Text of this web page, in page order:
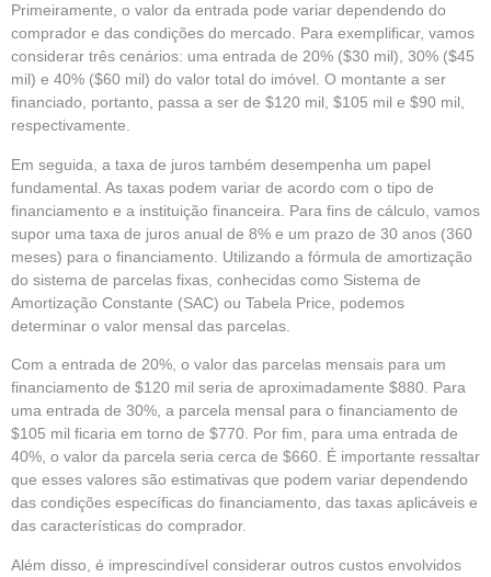
Primeiramente, o valor da entrada pode variar dependendo do
comprador e das condições do mercado. Para exemplificar, vamos
considerar três cenários: uma entrada de 20% ($30 mil), 30% ($45
mil) e 40% ($60 mil) do valor total do imóvel. O montante a ser
financiado, portanto, passa a ser de $120 mil, $105 mil e $90 mil,
respectivamente.
Em seguida, a taxa de juros também desempenha um papel
fundamental. As taxas podem variar de acordo com o tipo de
financiamento e a instituição financeira. Para fins de cálculo, vamos
supor uma taxa de juros anual de 8% e um prazo de 30 anos (360
meses) para o financiamento. Utilizando a fórmula de amortização
do sistema de parcelas fixas, conhecidas como Sistema de
Amortização Constante (SAC) ou Tabela Price, podemos
determinar o valor mensal das parcelas.
Com a entrada de 20%, o valor das parcelas mensais para um
financiamento de $120 mil seria de aproximadamente $880. Para
uma entrada de 30%, a parcela mensal para o financiamento de
$105 mil ficaria em torno de $770. Por fim, para uma entrada de
40%, o valor da parcela seria cerca de $660. É importante ressaltar
que esses valores são estimativas que podem variar dependendo
das condições específicas do financiamento, das taxas aplicáveis e
das características do comprador.
Além disso, é imprescindível considerar outros custos envolvidos